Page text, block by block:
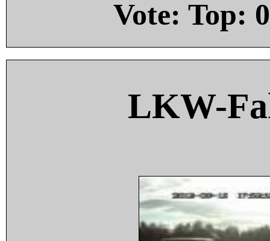
Vote: Top: 0
LKW-